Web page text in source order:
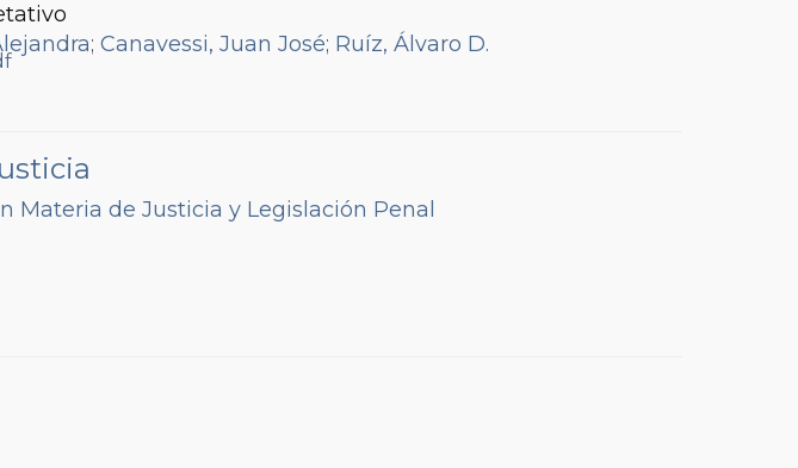
; Canavessi, Juan José; Ruíz, Álvaro D.
de Justicia y Legislación Penal